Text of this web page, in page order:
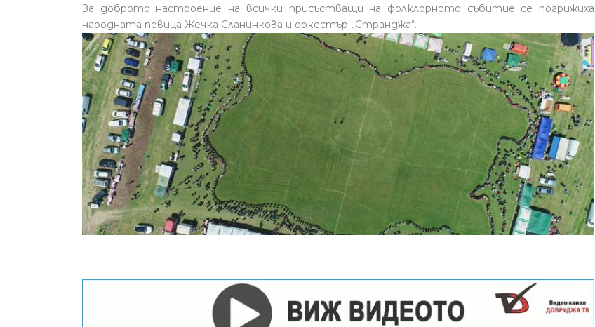
За доброто настроение на всички присъстващи на фолклорното събитие се погрижиха
народната певица Жечка Сланинкова и оркестър „Странджа“.